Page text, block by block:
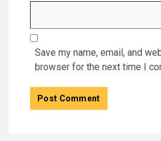
Save my name, email, and
browser for the next time I